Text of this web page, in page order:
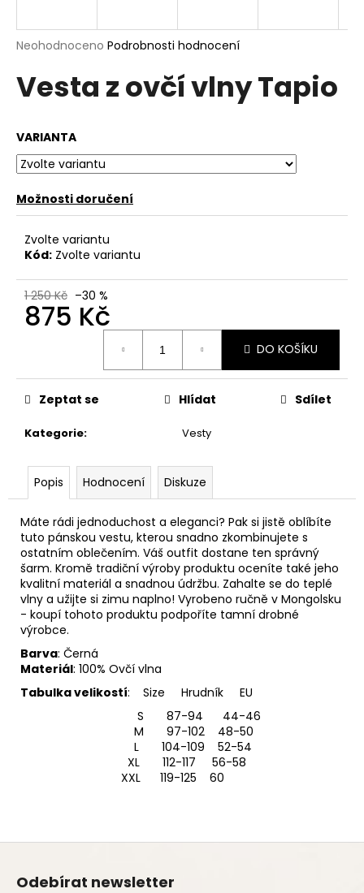
Průměrné
produktu
je
5
hvězdiček.
Neohodnoceno Podrobnosti hodnocení
Vesta z ovčí vlny Tapio
VARIANTA
Možnosti doručení
Zvolte variantu
Kód: Zvolte variantu
1 250 Kč –30 %
875 Kč
DO KOŠÍKU
Kategorie: Vesty
Zeptat se Hlídat Sdílet
Popis Hodnocení Diskuze
Máte rádi jednoduchost a eleganci? Pak si jistě oblíbíte
tuto pánskou vestu, kterou snadno zkombinujete s
ostatním oblečením. Váš outfit dostane ten správný
šarm. Kromě tradiční výroby produktu oceníte také jeho
kvalitní materiál a snadnou údržbu. Zahalte se do teplé
vlny a užijte si zimu naplno! Vyrobeno ručně v Mongolsku
- koupí tohoto produktu podpoříte tamní drobné
výrobce.
Barva: Černá
Materiál: 100% Ovčí vlna
Tabulka velikostí: Size Hrudník EU
S 87-94 44-46
M 97-102 48-50
L 104-109 52-54
XL 112-117 56-58
XXL 119-125 60
j
t
?
D
o
p
o
u
m
Z
Odebírat newsletter